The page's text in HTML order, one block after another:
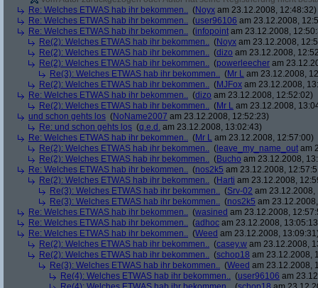
Re: Welches ETWAS hab ihr bekommen.. (Noyx am 23.12.2008, 12:48:32)
Re: Welches ETWAS hab ihr bekommen.. (user96106 am 23.12.2008,
Re: Welches ETWAS hab ihr bekommen.. (infopoint am 23.12.2008,
Re(2): Welches ETWAS hab ihr bekommen.. (Noyx am 23.12.2008,
Re(2): Welches ETWAS hab ihr bekommen.. (dizo am 23.12.2008,
Re(2): Welches ETWAS hab ihr bekommen.. (powerleecher am
Re(3): Welches ETWAS hab ihr bekommen.. (Mr L am 23.12.2008,
Re(2): Welches ETWAS hab ihr bekommen.. (MJFox am 23.12.2008,
Re: Welches ETWAS hab ihr bekommen.. (dizo am 23.12.2008, 12:52:02)
Re(2): Welches ETWAS hab ihr bekommen.. (Mr L am 23.12.2008,
und schon gehts los (NoName2007 am 23.12.2008, 12:52:23)
Re: und schon gehts los (q.e.d. am 23.12.2008, 13:02:43)
Re: Welches ETWAS hab ihr bekommen.. (Mr L am 23.12.2008, 12:57:00)
Re(2): Welches ETWAS hab ihr bekommen.. ( leave_my_name_out am
Re(2): Welches ETWAS hab ihr bekommen.. (Bucho am 23.12.2008,
Re: Welches ETWAS hab ihr bekommen.. (nos2k5 am 23.12.2008,
Re(2): Welches ETWAS hab ihr bekommen.. (Harti am 23.12.2008,
Re(3): Welches ETWAS hab ihr bekommen.. (Srv-02 am 23.12.2008,
Re(3): Welches ETWAS hab ihr bekommen.. (nos2k5 am
Re: Welches ETWAS hab ihr bekommen.. (wasined am 23.12.2008,
Re: Welches ETWAS hab ihr bekommen.. (adhoc am 23.12.2008,
Re: Welches ETWAS hab ihr bekommen.. (Weed am 23.12.2008,
Re(2): Welches ETWAS hab ihr bekommen.. (casey.w am 23.12.2008,
Re(2): Welches ETWAS hab ihr bekommen.. (schop18 am 23.12.2008,
Re(3): Welches ETWAS hab ihr bekommen.. (Weed am 23.12.2008,
Re(4): Welches ETWAS hab ihr bekommen.. (user96106 am